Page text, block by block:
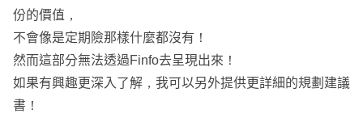
份的價值，
不會像是定期險那樣什麼都沒有！
然而這部分無法透過Finfo去呈現出來！
如果有興趣更深入了解，我可以另外提供更詳細的規劃建議
書！